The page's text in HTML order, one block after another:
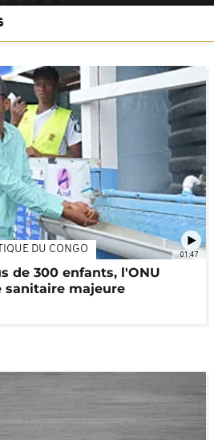
01:47
DU CONGO
de 300 enfants, l'ONU
sanitaire majeure